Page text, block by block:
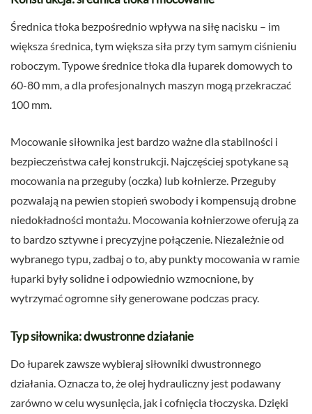
Średnica tłoka bezpośrednio wpływa na siłę nacisku – im
większa średnica, tym większa siła przy tym samym ciśnieniu
roboczym. Typowe średnice tłoka dla łuparek domowych to
60-80 mm, a dla profesjonalnych maszyn mogą przekraczać
100 mm.
Mocowanie siłownika jest bardzo ważne dla stabilności i
bezpieczeństwa całej konstrukcji. Najczęściej spotykane są
mocowania na przeguby (oczka) lub kołnierze. Przeguby
pozwalają na pewien stopień swobody i kompensują drobne
niedokładności montażu. Mocowania kołnierzowe oferują za
to bardzo sztywne i precyzyjne połączenie. Niezależnie od
wybranego typu, zadbaj o to, aby punkty mocowania w ramie
łuparki były solidne i odpowiednio wzmocnione, by
wytrzymać ogromne siły generowane podczas pracy.
Typ siłownika: dwustronne działanie
Do łuparek zawsze wybieraj siłowniki dwustronnego
działania. Oznacza to, że olej hydrauliczny jest podawany
zarówno w celu wysunięcia, jak i cofnięcia tłoczyska. Dzięki